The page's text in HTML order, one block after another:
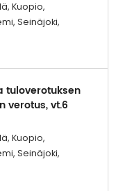
Kuopio,
Seinäjoki,
tuloverotuksen
verotus, vt.6
Kuopio,
Seinäjoki,